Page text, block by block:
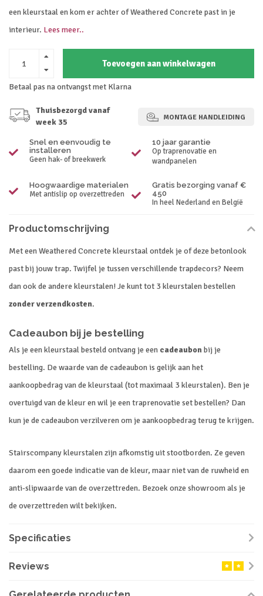
een kleurstaal en kom er achter of Weathered Concrete past in je
interieur. Lees meer..
Toevoegen aan winkelwagen
Betaal pas na ontvangst met Klarna
Thuisbezorgd vanaf
week 35
MONTAGE HANDLEIDING
Snel en eenvoudig te
installeren
Geen hak- of breekwerk
10 jaar garantie
Op traprenovatie en
wandpanelen
Hoogwaardige materialen
Met antislip op overzettreden
Gratis bezorging vanaf €
450
In heel Nederland en België
Productomschrijving
Met een Weathered Concrete kleurstaal ontdek je of deze betonlook
past bij jouw trap. Twijfel je tussen verschillende trapdecors? Neem
dan ook de andere kleurstalen! Je kunt tot 3 kleurstalen bestellen
zonder verzendkosten.
Cadeaubon bij je bestelling
Als je een kleurstaal besteld ontvang je een cadeaubonbij je
bestelling. De waarde van de cadeaubon is gelijk aan het
aankoopbedrag van de kleurstaal (tot maximaal 3 kleurstalen). Ben je
overtuigd van de kleur en wil je een traprenovatie set bestellen? Dan
kun je de cadeaubon verzilveren om je aankoopbedrag terug te krijgen.
Stairscompany kleurstalen zijn afkomstig uit stootborden. Ze geven
daarom een goede indicatie van de kleur, maar niet van de ruwheid en
anti-slipwaarde van de overzettreden. Bezoek onze showroom als je
de overzettreden wilt bekijken.
Specificaties
Reviews